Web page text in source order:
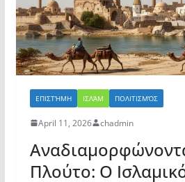
ΕΠΙΣΤΉΜΗ ΙΣΛΆΜ ΠΟΛΙΤΙΣΜΌΣ
April 11, 2026 chadmin
Πλούτο: Ο